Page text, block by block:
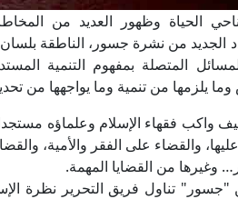
الحياة وظهور العديد من
الجديد من نشرة جسور، الناطقة بلسان
المتصلة بمفهوم التنمية
يلزمها من تنمية وما يواجهها من
واكب فقهاء الإسلام وعلماؤه
والقضاء على الفقر والأمية،
وغيرها من القضايا المهمة.
"جسور" تناول فريق التحرير نظرة